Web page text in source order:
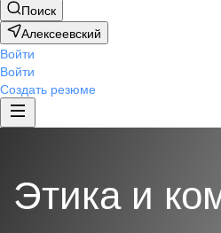
Поиск
Алексеевский
Войти
Войти
Создать резюме
Этика и